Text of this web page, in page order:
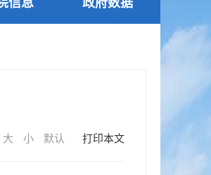
信息 政府数据
大 小 默认 打印本文